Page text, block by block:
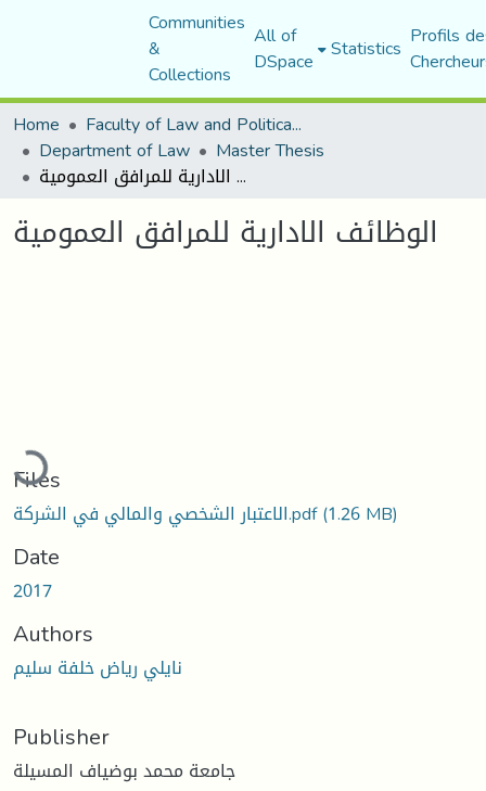
Communities
&
Collections
All of
DSpace Statistics Profils
Home
Faculty of Law and Political Science
Department of Law Master Thesis
الوظائف الادارية للمرافق العمومية
الوظائف الادارية للمرافق العمومية
Loading...
Files
الاعتبار الشخصي والمالي في الشركة.pdf(1.26 MB)
Date
2017
Authors
نايلي رياض خلفة سليم
Publisher
جامعة محمد بوضياف المسيلة